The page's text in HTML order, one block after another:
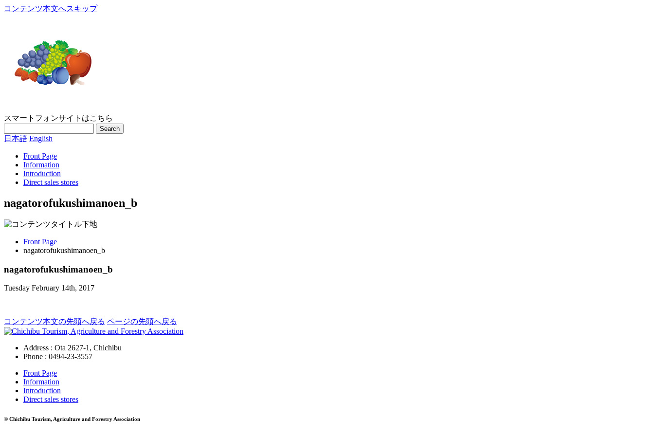
コンテンツ本文へスキップ
スマートフォンサイトはこちら
Search
日本語 English
Front Page
Information
Introduction
Direct sales stores
nagatorofukushimanoen_b
Front Page
nagatorofukushimanoen_b
nagatorofukushimanoen_b
Tuesday February 14th, 2017
コンテンツ本文の先頭へ戻る ページの先頭へ戻る
Address : Ota 2627-1, Chichibu
Phone : 0494-23-3557
Front Page
Information
Introduction
Direct sales stores
© Chichibu Tourism, Agriculture and Forestry Association